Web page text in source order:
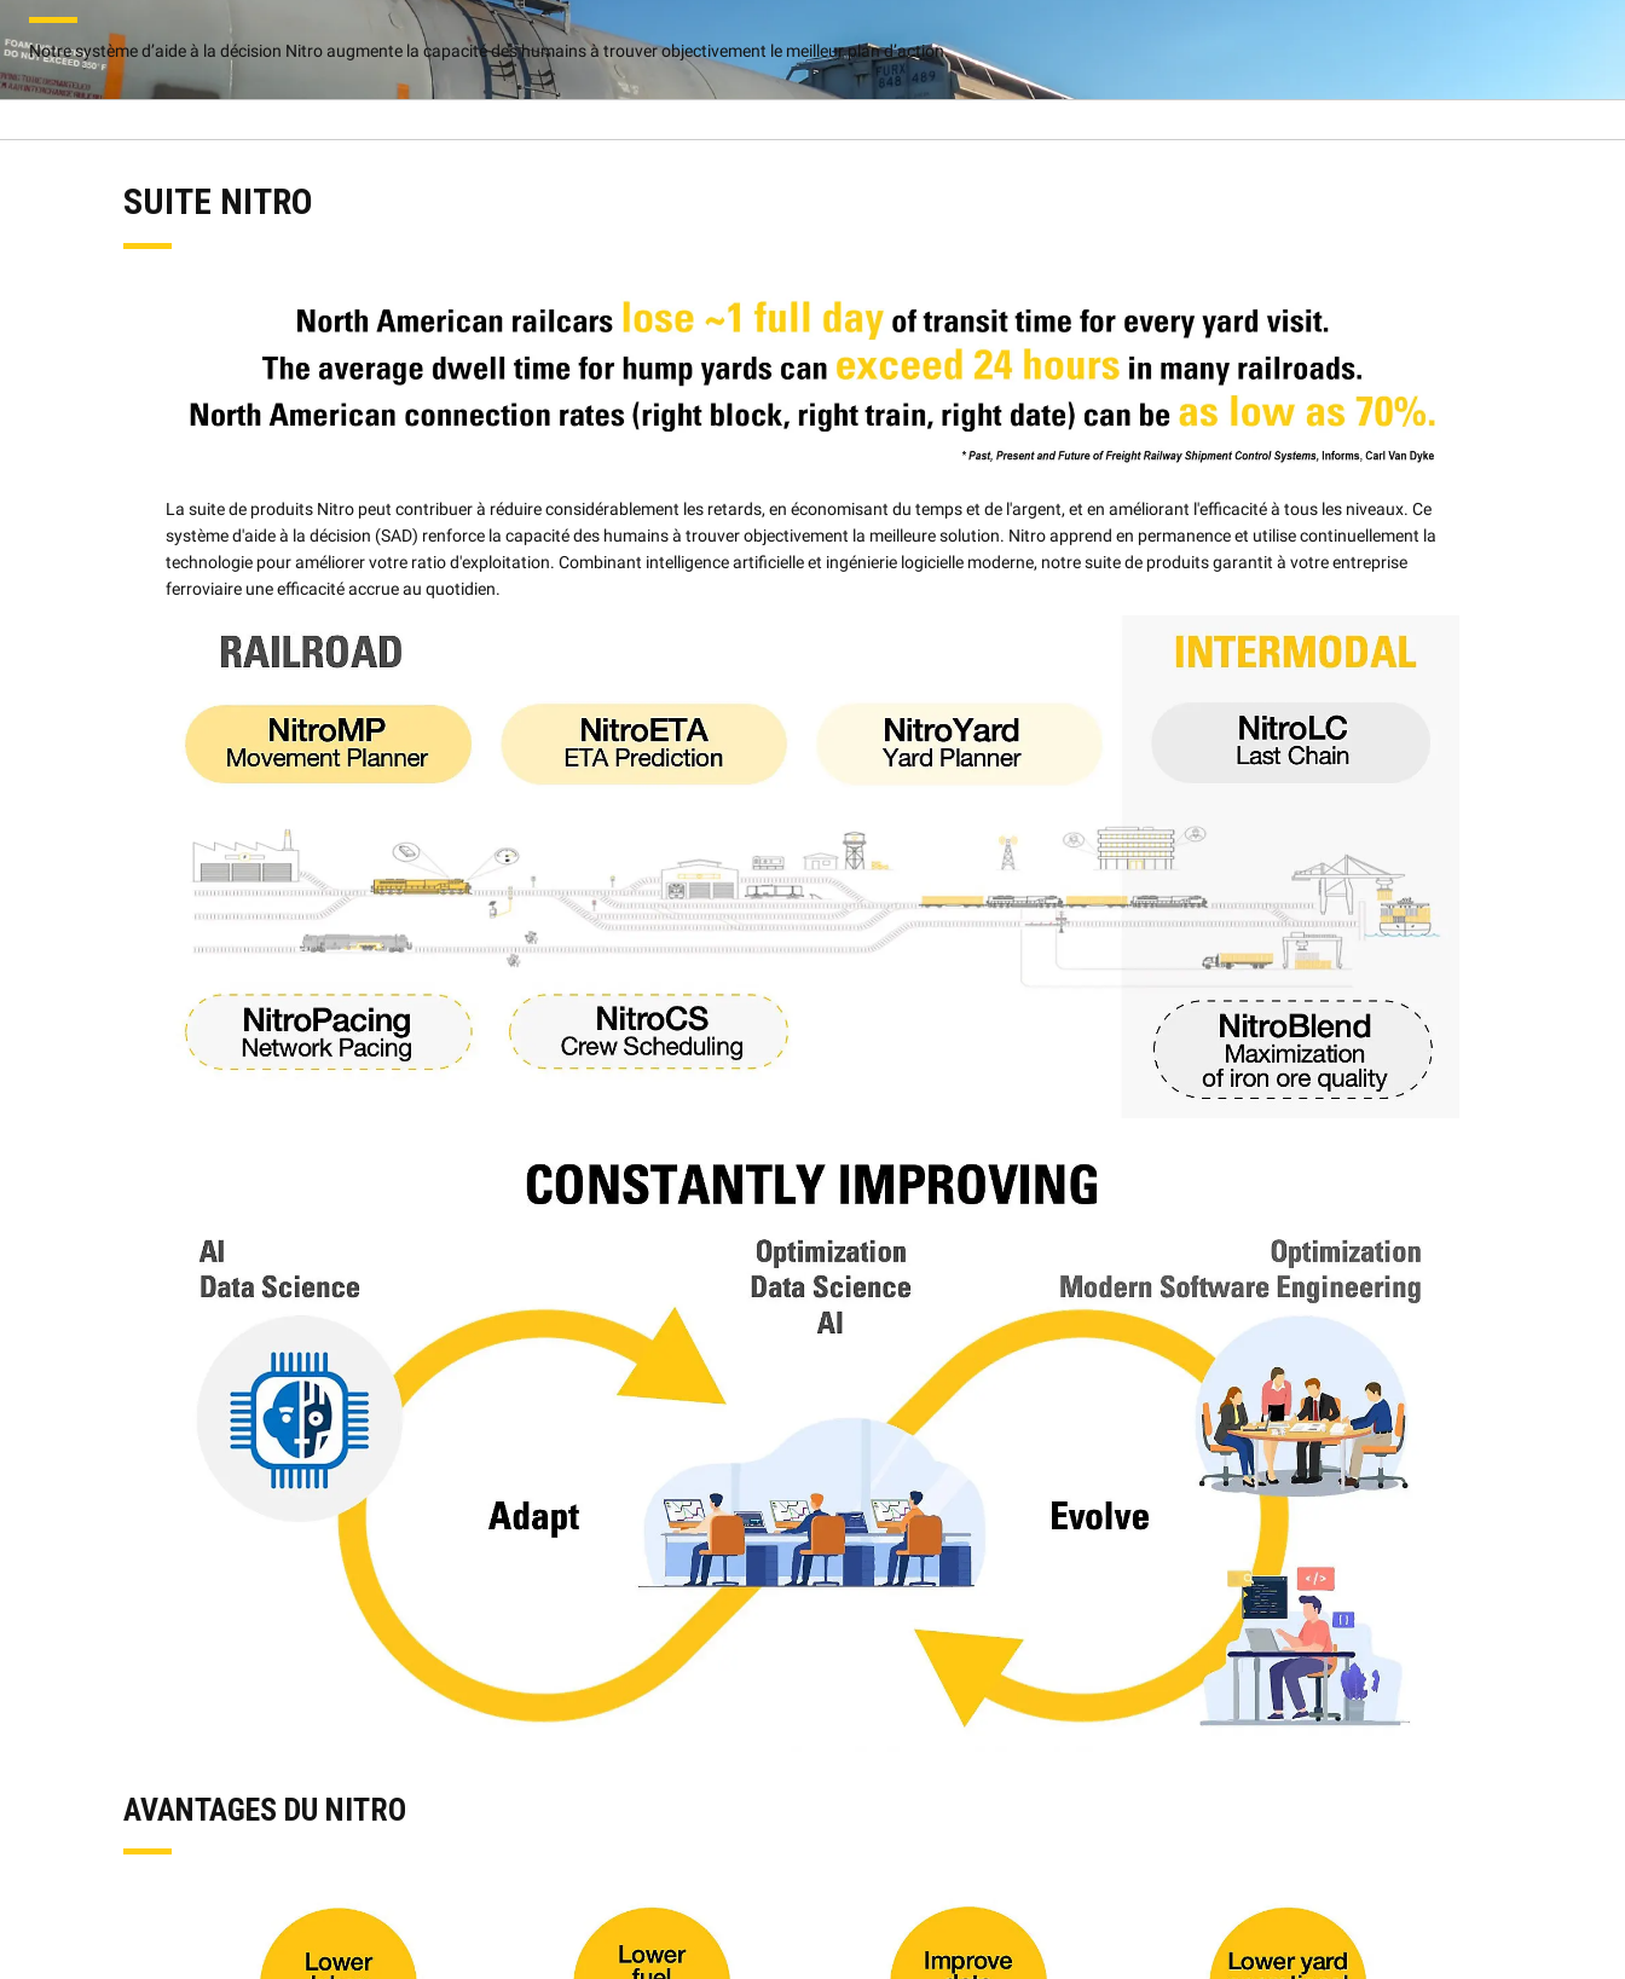
Notre système d’aide à la décision Nitro augmente la capacité des humains à trouver objectivement le meilleur plan d’action.
SUITE NITRO
La suite de produits Nitro peut contribuer à réduire considérablement les retards, en économisant du temps et de l'argent, et en améliorant l'efficacité à tous les niveaux. Ce
système d'aide à la décision (SAD) renforce la capacité des humains à trouver objectivement la meilleure solution. Nitro apprend en permanence et utilise continuellement la
technologie pour améliorer votre ratio d'exploitation. Combinant intelligence artificielle et ingénierie logicielle moderne, notre suite de produits garantit à votre entreprise
ferroviaire une efficacité accrue au quotidien.
AVANTAGES DU NITRO